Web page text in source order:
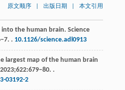
原文顺序 出版日期 本文引用
into the human brain. Science
. 10.1126/science.adl0913
largest map of the human brain
2023;622:679‒80. .
03192-2